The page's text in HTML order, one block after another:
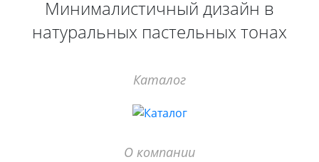
Минималистичный дизайн в
натуральных пастельных тонах
Каталог
О компании